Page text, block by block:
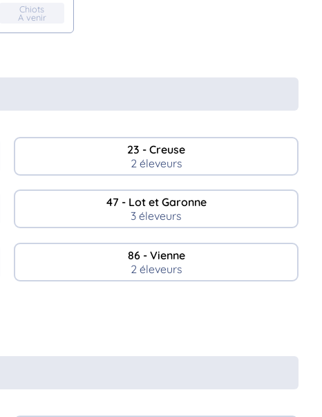
Chiots
A venir
23 - Creuse
2 éleveurs
47 - Lot et Garonne
3 éleveurs
86 - Vienne
2 éleveurs